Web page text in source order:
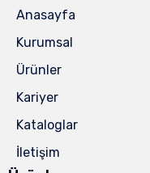
Anasayfa
Kurumsal
Ürünler
Kariyer
Kataloglar
İletişim